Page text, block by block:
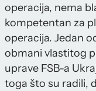
operacija, nema
kompetentan za
operacija. Jedan
obmani vlastitog
uprave FSB-a
toga što su radili,